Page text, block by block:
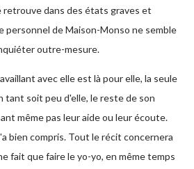
retrouve dans des états graves et
personnel de Maison-Monso ne semble
outre-mesure.
avec elle est là pour elle, la seule
tant soit peu d'elle, le reste de son
même pas leur aide ou leur écoute.
bien compris. Tout le récit concernera
fait que faire le yo-yo, en même temps